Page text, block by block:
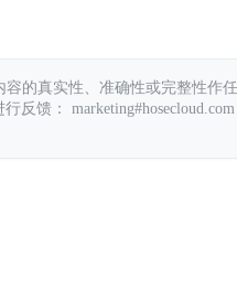
的真实性、准确性或完整性作
馈：